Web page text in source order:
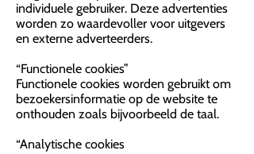
individuele gebruiker. Deze advertenties
worden zo waardevoller voor uitgevers
en externe adverteerders.
“Functionele cookies”
Functionele cookies worden gebruikt om
bezoekersinformatie op de website te
onthouden zoals bijvoorbeeld de taal.
“Analytische cookies